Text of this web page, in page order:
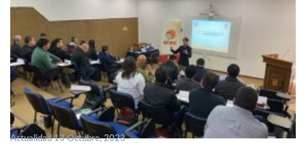
Actualidad 13 Octubre, 2023